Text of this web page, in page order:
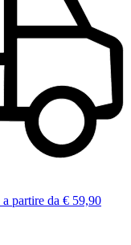
a partire da € 59,90